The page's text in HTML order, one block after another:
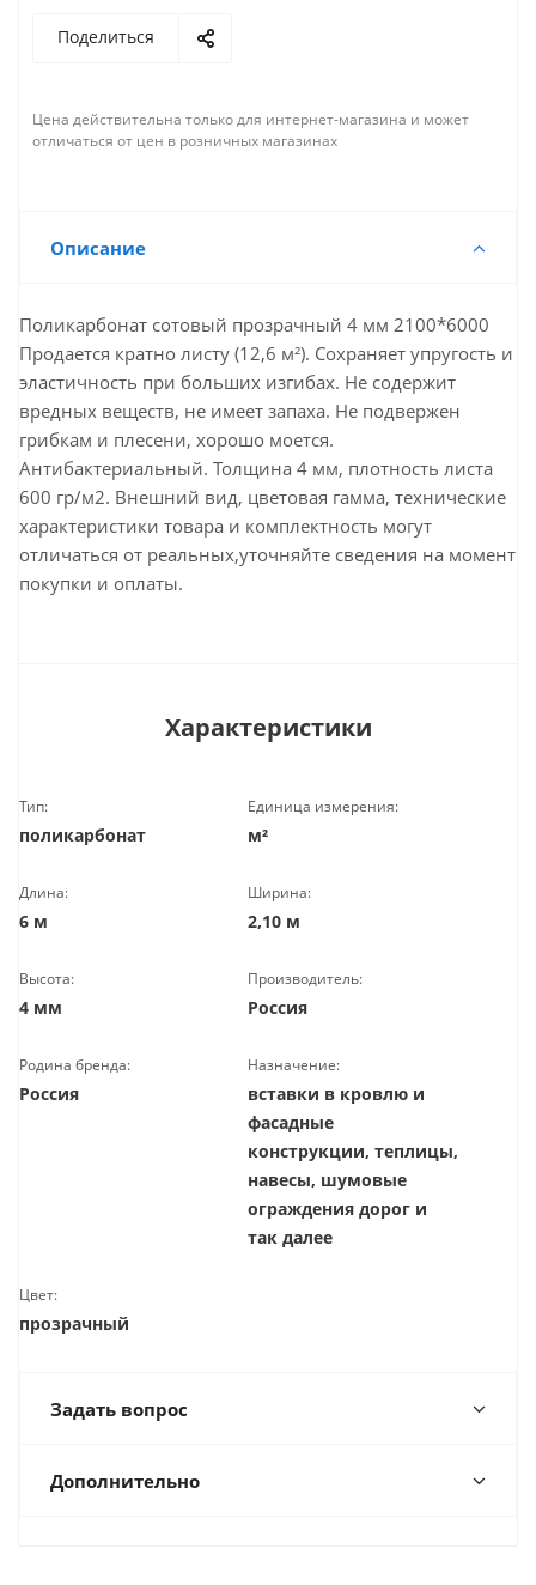
Поделиться
Цена действительна только для интернет-магазина и может
отличаться от цен в розничных магазинах
Описание
Поликарбонат сотовый прозрачный 4 мм 2100*6000
Продается кратно листу (12,6 м²). Сохраняет упругость и
эластичность при больших изгибах. Не содержит
вредных веществ, не имеет запаха. Не подвержен
грибкам и плесени, хорошо моется.
Антибактериальный. Толщина 4 мм, плотность листа
600 гр/м2. Внешний вид, цветовая гамма, технические
характеристики товара и комплектность могут
отличаться от реальных,уточняйте сведения на момент
покупки и оплаты.
Характеристики
Тип:
поликарбонат
Единица измерения:
м²
Длина:
6 м
Ширина:
2,10 м
Высота:
4 мм
Производитель:
Россия
Родина бренда:
Россия
Назначение:
вставки в кровлю и
фасадные
конструкции, теплицы,
навесы, шумовые
ограждения дорог и
так далее
Цвет:
прозрачный
Задать вопрос
Дополнительно